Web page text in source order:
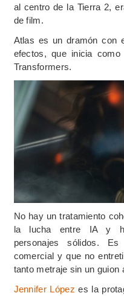
al centro de la Tierra 2,
de film.
Atlas es un dramón con
efectos, que inicia
Transformers.
No hay un tratamiento
la lucha entre IA y
personajes sólidos.
comercial y que no
tanto metraje sin un guion
Jennifer López es la